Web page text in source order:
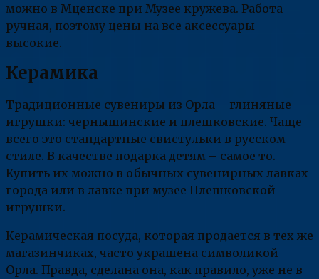
можно в Мценске при Музее кружева. Работа
ручная, поэтому цены на все аксессуары
высокие.
Керамика
Традиционные сувениры из Орла – глиняные
игрушки: чернышинские и плешковские. Чаще
всего это стандартные свистульки в русском
стиле. В качестве подарка детям – самое то.
Купить их можно в обычных сувенирных лавках
города или в лавке при музее Плешковской
игрушки.
Керамическая посуда, которая продается в тех же
магазинчиках, часто украшена символикой
Орла. Правда, сделана она, как правило, уже не в